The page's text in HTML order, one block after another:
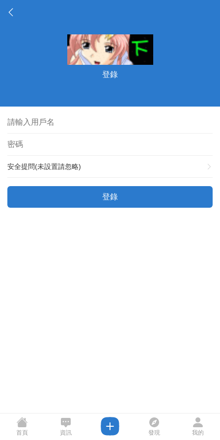
登錄
安全提問(未設置請忽略)
登錄
首頁 資訊 發現 我的